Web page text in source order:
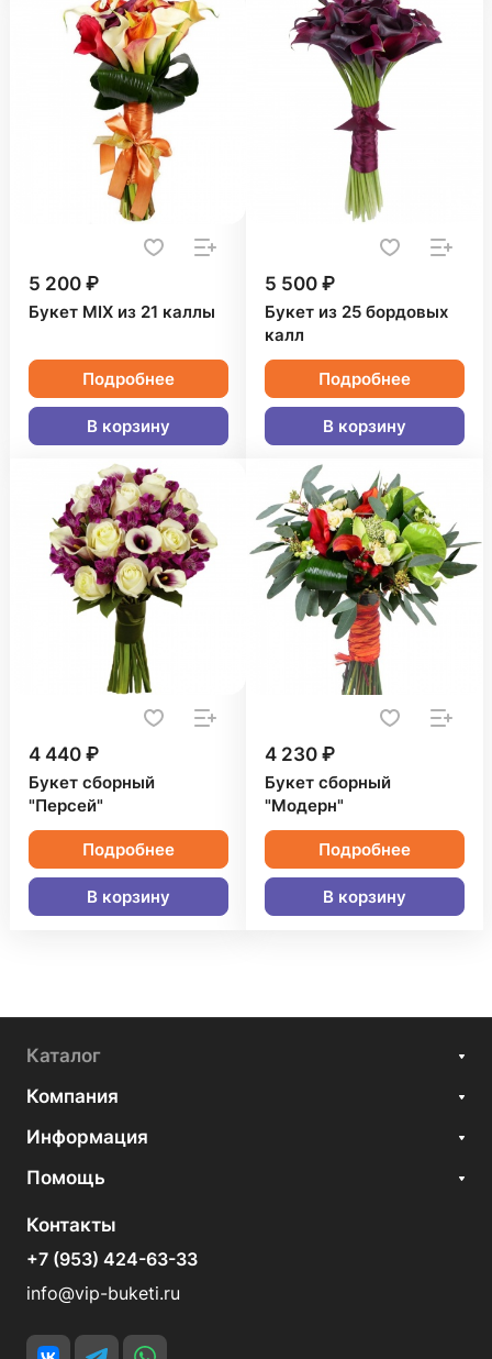
5 200 ₽
Букет MIX из 21 каллы
Подробнее
В корзину
5 500 ₽
Букет из 25 бордовых
калл
Подробнее
В корзину
4 440 ₽
Букет сборный
"Персей"
Подробнее
В корзину
4 230 ₽
Букет сборный
"Модерн"
Подробнее
В корзину
Каталог
Компания
Информация
Помощь
Контакты
+7 (953) 424-63-33
info@vip-buketi.ru